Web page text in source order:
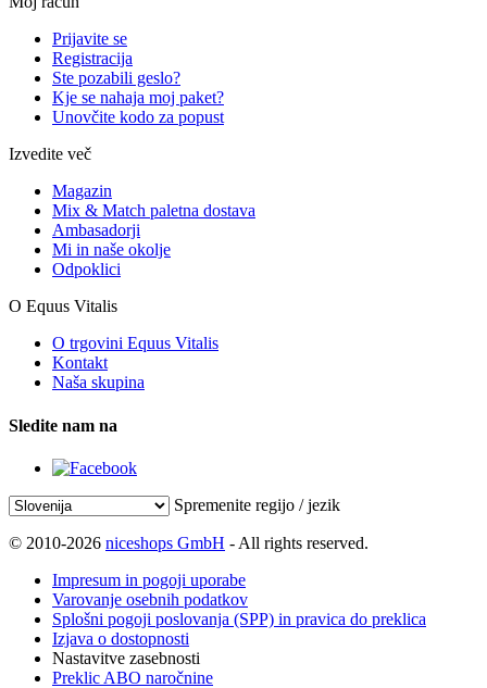
Prijavite se
Registracija
Ste pozabili geslo?
Kje se nahaja moj paket?
Unovčite kodo za popust
Izvedite več
Magazin
Mix & Match paletna dostava
Ambasadorji
Mi in naše okolje
Odpoklici
O Equus Vitalis
O trgovini Equus Vitalis
Kontakt
Naša skupina
Sledite nam na
Spremenite regijo / jezik
© 2010-2026 niceshops GmbH - All rights reserved.
Impresum in pogoji uporabe
Varovanje osebnih podatkov
Splošni pogoji poslovanja (SPP) in pravica do preklica
Izjava o dostopnosti
Nastavitve zasebnosti
Preklic ABO naročnine